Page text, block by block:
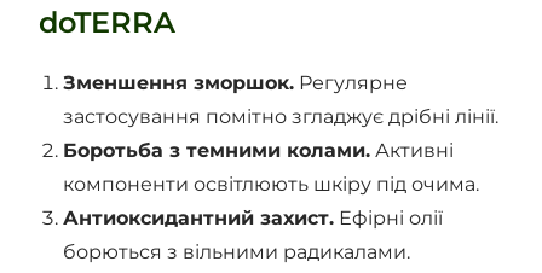
doTERRA
Зменшення зморшок. Регулярне
застосування помітно згладжує дрібні лінії.
Боротьба з темними колами. Активні
компоненти освітлюють шкіру під очима.
Антиоксидантний захист. Ефірні олії
борються з вільними радикалами.